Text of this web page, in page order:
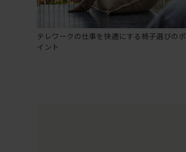
テレワークの仕事を快適にする椅子選びのポ
イント